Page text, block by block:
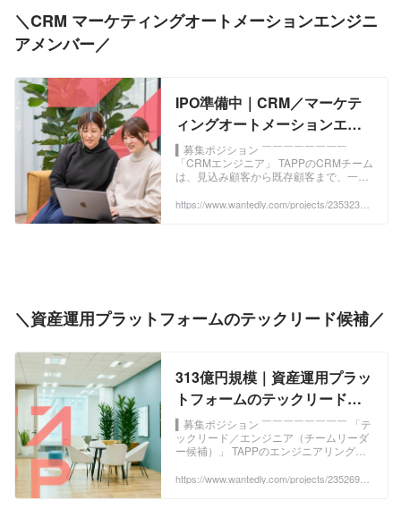
＼CRM マーケティングオートメーションエンジニ
アメンバー／
IPO準備中｜CRM／マーケテ
ィングオートメーションエン
ジニア - 株式会社TAPPのWeb
マーケティングの採用 -
Wantedly
▍募集ポジション ￣￣￣￣￣￣￣￣
「CRMエンジニア」 TAPPのCRMチーム
は、見込み顧客から既存顧客まで、一人
https://www.wantedly.com/projects/2353234?
＼資産運用プラットフォームのテックリード候補／
313億円規模｜資産運用プラッ
トフォームのテックリード候
補 - 株式会社TAPPのエンジニ
アリングの採用 - Wantedly
▍募集ポジション ￣￣￣￣￣￣￣￣ 「テ
ックリード／エンジニア（チームリーダ
ー候補）」 TAPPのエンジニアリングチ
https://www.wantedly.com/projects/2352690?